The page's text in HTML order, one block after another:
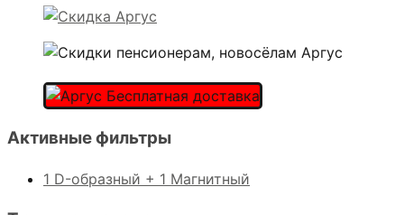
Активные фильтры
1 D-образный + 1 Магнитный